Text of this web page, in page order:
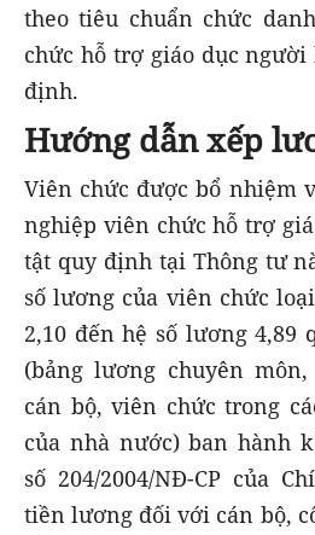
theo tiêu chuẩn chức
chức hỗ trợ giáo dục
định.
Hướng dẫn xếp
Viên chức được bổ nhiệm
nghiệp viên chức hỗ trợ
tật quy định tại Thông tư
số lương của viên chức
2,10 đến hệ số lương 4,89
(bảng lương chuyên
cán bộ, viên chức trong
của nhà nước) ban hành
số 204/2004/NĐ-CP của
tiền lương đối với cán bộ,